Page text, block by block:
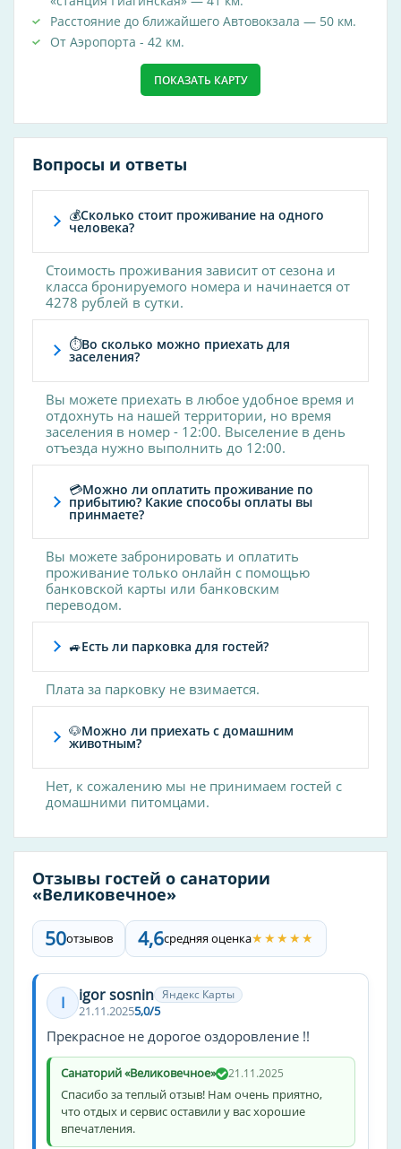
spa
оплата картой
Расстояние до ближайшего Автовокзала — 50 км.
От Аэропорта - 42 км.
ПОКАЗАТЬ КАРТУ
Вопросы и ответы
💰Сколько стоит проживание на одного
человека?
Стоимость проживания зависит от сезона и
класса бронируемого номера и начинается от
4278 рублей в сутки.
⏱Во сколько можно приехать для
заселения?
Вы можете приехать в любое удобное время и
отдохнуть на нашей территории, но время
заселения в номер - 12:00. Выселение в день
отъезда нужно выполнить до 12:00.
💳Можно ли оплатить проживание по
прибытию? Какие способы оплаты вы
принмаете?
Вы можете забронировать и оплатить
проживание только онлайн с помощью
банковской карты или банковским
переводом.
🚙Есть ли парковка для гостей?
Плата за парковку не взимается.
🐶Можно ли приехать с домашним
животным?
Нет, к сожалению мы не принимаем гостей с
домашними питомцами.
Отзывы гостей о санатории
«Великовечное»
50отзывов 4,6средняя оценка★★★★★
I igor sosnin Яндекс Карты
21.11.20255,0/5
Прекрасное не дорогое оздоровление !!
Санаторий «Великовечное» 21.11.2025
Спасибо за теплый отзыв! Нам очень приятно,
что отдых и сервис оставили у вас хорошие
впечатления.